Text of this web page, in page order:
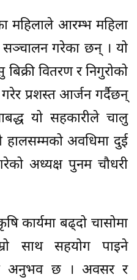
महिलाले आरम्भ महिला
सञ्चालन गरेका छन् । यो
वितरण र निगुरोको
प्रशस्त आर्जन गर्दैछन्
यो सहकारीले चालु
अवधिमा दुई
अध्यक्ष पुनम चौधरी
कार्यमा बढ्दो चासोमा
साथ सहयोग पाइने
अनुभव छ । अवसर र